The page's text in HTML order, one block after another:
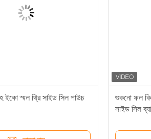
ইকো স্মল থ্রি সাইড সিল পাউচ
শুকনো ফল
সাইড সিল